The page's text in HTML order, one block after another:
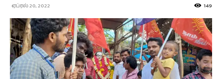
ஏப்ரல் 20, 2022 149